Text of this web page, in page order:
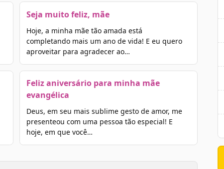
Seja muito feliz, mãe
Hoje, a minha mãe tão amada está
completando mais um ano de vida! E eu quero
aproveitar para agradecer ao…
Feliz aniversário para minha mãe
evangélica
Deus, em seu mais sublime gesto de amor, me
presenteou com uma pessoa tão especial! E
hoje, em que você…